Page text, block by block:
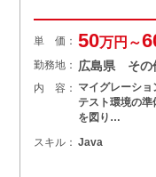
単 価： 50万円～
勤務地： 広島県 その
内 容： マイグレーシ
テスト環境の
を図り…
スキル： Java